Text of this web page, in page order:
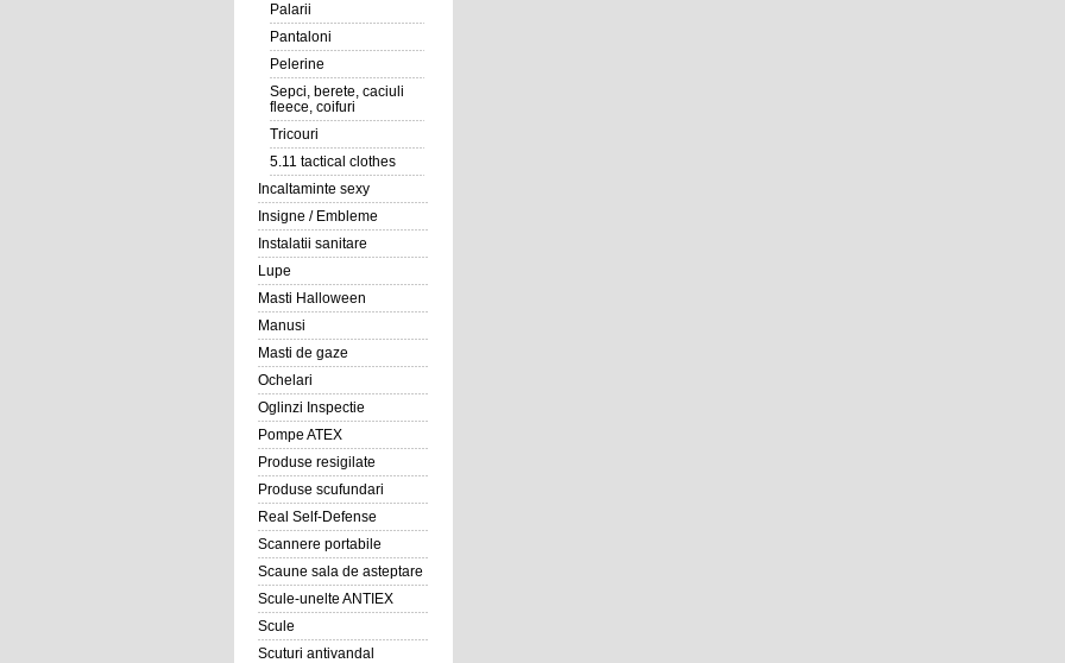
Palarii
Pantaloni
Pelerine
Sepci, berete, caciuli
fleece, coifuri
Tricouri
5.11 tactical clothes
Incaltaminte sexy
Insigne / Embleme
Instalatii sanitare
Lupe
Masti Halloween
Manusi
Masti de gaze
Ochelari
Oglinzi Inspectie
Pompe ATEX
Produse resigilate
Produse scufundari
Real Self-Defense
Scannere portabile
Scaune sala de asteptare
Scule-unelte ANTIEX
Scule
Scuturi antivandal